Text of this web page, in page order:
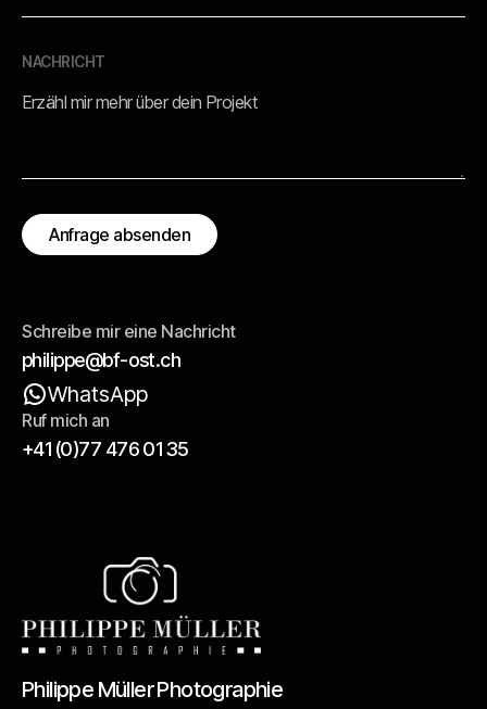
Schreibe mir eine Nachricht
philippe@bf-ost.ch
WhatsApp
Ruf mich an
+41 (0)77 476 01 35
NACHRICHT
Philippe Müller Photographie